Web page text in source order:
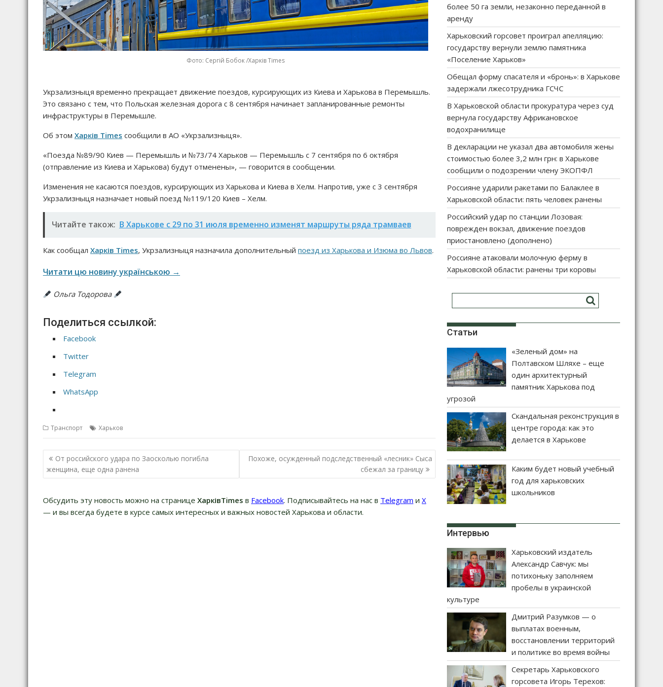
Фото: Сергій Бобок /Харків Times
Укрзализныця временно прекращает движение поездов, курсирующих из Киева и Харькова в Перемышль.
Это связано с тем, что Польская железная дорога с 8 сентября начинает запланированные ремонты
инфраструктуры в Перемышле.
Об этом Харків Times сообщили в АО «Укрзализныця».
«Поезда №89/90 Киев — Перемышль и №73/74 Харьков — Перемышль с 7 сентября по 6 октября
(отправление из Киева и Харькова) будут отменены», — говорится в сообщении.
Изменения не касаются поездов, курсирующих из Харькова и Киева в Хелм. Напротив, уже с 3 сентября
Укрзализныця назначает новый поезд №119/120 Киев – Хелм.
Читайте також: В Харькове с 29 по 31 июля временно изменят маршруты ряда трамваев
Как сообщал Харків Times, Укрзализныця назначила дополнительный поезд из Харькова и Изюма во Львов.
Читати цю новину українською →
Ольга Тодорова
Поделиться ссылкой:
Facebook
Twitter
Telegram
WhatsApp
Транспорт Харьков
Н
а
и
г
От российского удара по Заосколью погибла
женщина, еще одна ранена
Похоже, осужденный подследственный «лесник» Сыса
сбежал за границу
Обсудить эту новость можно на странице ХарківTimes в Facebook. Подписывайтесь на нас в Telegram и Х
— и вы всегда будете в курсе самых интересных и важных новостей Харькова и области.
более 50 га земли, незаконно переданной в
аренду
Харьковский горсовет проиграл апелляцию:
государству вернули землю памятника
«Поселение Харьков»
Обещал форму спасателя и «бронь»: в Харькове
задержали лжесотрудника ГСЧС
В Харьковской области прокуратура через суд
вернула государству Африкановское
водохранилище
В декларации не указал два автомобиля жены
стоимостью более 3,2 млн грн: в Харькове
сообщили о подозрении члену ЭКОПФЛ
Россияне ударили ракетами по Балаклее в
Харьковской области: пять человек ранены
Российский удар по станции Лозовая:
поврежден вокзал, движение поездов
приостановлено (дополнено)
Россияне атаковали молочную ферму в
Харьковской области: ранены три коровы
Статьи
«Зеленый дом» на
Полтавском Шляхе – еще
один архитектурный
памятник Харькова под
угрозой
Скандальная реконструкция в
центре города: как это
делается в Харькове
Каким будет новый учебный
год для харьковских
школьников
Интервью
Харьковский издатель
Александр Савчук: мы
потихоньку заполняем
пробелы в украинской
культуре
Дмитрий Разумков — о
выплатах военным,
восстановлении территорий
и политике во время войны
Секретарь Харьковского
горсовета Игорь Терехов: